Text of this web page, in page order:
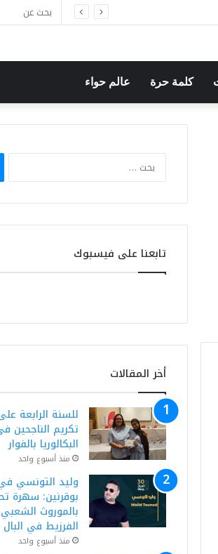
البال
كلمة حرة عالم حواء
تابعنا على فيسبوك
أخر المقالات
للسنة الرابعة
تكريم الناجحين
البكالوريا بالفوار
منذ أسبوع واحد
وليد التونسي
بوقرنين: سهرة
بالموروث
الفرزيط في البال
منذ أسبوع واحد